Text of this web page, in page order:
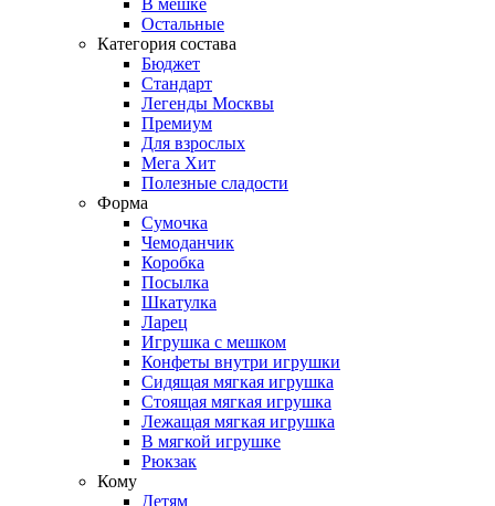
В мешке
Остальные
Категория состава
Бюджет
Стандарт
Легенды Москвы
Премиум
Для взрослых
Мега Хит
Полезные сладости
Форма
Сумочка
Чемоданчик
Коробка
Посылка
Шкатулка
Ларец
Игрушка с мешком
Конфеты внутри игрушки
Сидящая мягкая игрушка
Стоящая мягкая игрушка
Лежащая мягкая игрушка
В мягкой игрушке
Рюкзак
Кому
Детям